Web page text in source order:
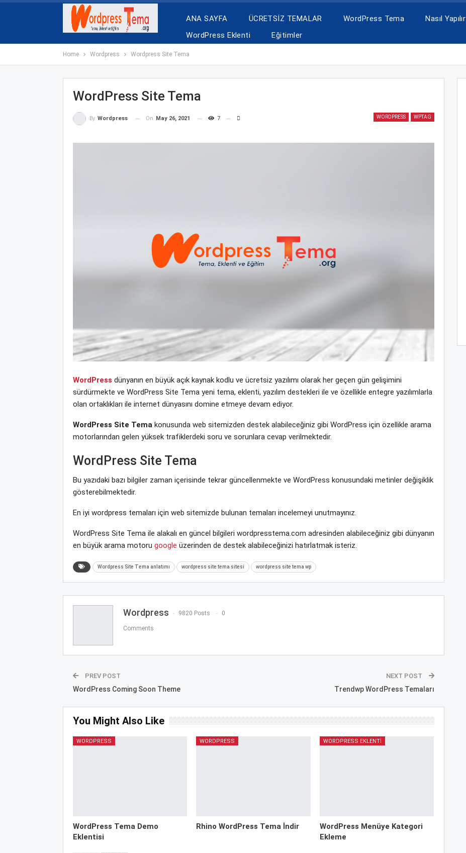
ANA SAYFA ÜCRETSİZ TEMALAR WordPress Tema Nasıl Yapılır
WordPress Eklenti
Eğitimler
Home Wordpress Wordpress Site Tema
WordPress Site Tema
WORDPRESS WPTAG
By Wordpress On May 26, 2021 7
WordPress dünyanın en büyük açık kaynak kodlu ve ücretsiz yazılımı olarak her geçen gün gelişimini
sürdürmekte ve WordPress Site Tema yeni tema, eklenti, yazılım destekleri ile ve özellikle entegre yazılımlarla
olan ortaklıkları ile internet dünyasını domine etmeye devam ediyor.
WordPress Site Temakonusunda web sitemizden destek alabileceğiniz gibi WordPress için özellikle arama
motorlarından gelen yüksek trafiklerdeki soru ve sorunlara cevap verilmektedir.
WordPress Site Tema
Bu yazıdaki bazı bilgiler zaman içerisinde tekrar güncellenmekte ve WordPress konusundaki metinler değişiklik
gösterebilmektedir.
En iyi wordpress temaları için web sitemizde bulunan temaları incelemeyi unutmayınız.
WordPress Site Tema ile alakalı en güncel bilgileri wordpresstema.com adresinden alabileceğiniz gibi dünyanın
en büyük arama motoru google üzerinden de destek alabileceğinizi hatırlatmak isteriz.
Wordpress Site Tema anlatımı wordpress site tema sitesi wordpress site tema wp
Wordpress 9820 Posts 0
Comments
PREV POST
WordPress Coming Soon Theme
NEXT POST
Trendwp WordPress Temaları
You Might Also Like
WORDPRESS
WordPress Tema Demo
Eklentisi
WORDPRESS
Rhino WordPress Tema İndir
WORDPRESS EKLENTI
WordPress Menüye Kategori
Ekleme